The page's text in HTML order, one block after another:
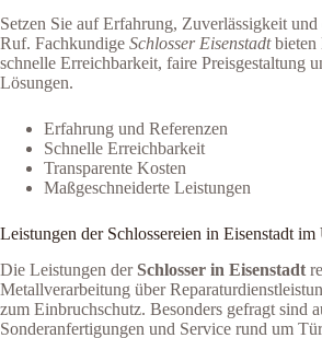
Setzen Sie auf Erfahrung, Zuverlässigkeit und
Ruf. Fachkundige Schlosser Eisenstadtbieten
schnelle Erreichbarkeit, faire Preisgestaltung
Lösungen.
Erfahrung und Referenzen
Schnelle Erreichbarkeit
Transparente Kosten
Maßgeschneiderte Leistungen
Leistungen der Schlossereien in Eisenstadt
Die Leistungen der Schlosser in Eisenstadt
Metallverarbeitung über
zum Einbruchschutz. Besonders gefragt sind
Sonderanfertigungen und Service rund um